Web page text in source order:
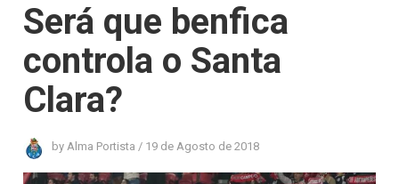
Será que benfica
controla o Santa
Clara?
byAlma Portista / 19 de Agosto de 2018